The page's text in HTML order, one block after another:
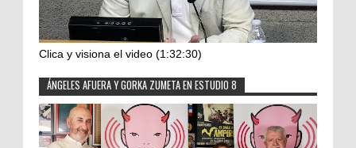
Clica y visiona el video (1:32:30)
ÁNGELES AFUERA Y GORKA ZUMETA EN ESTUDIO 8